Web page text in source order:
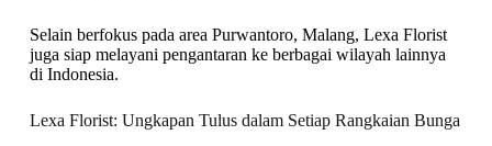
Selain berfokus pada area Purwantoro, Malang, Lexa Florist
juga siap melayani pengantaran ke berbagai wilayah lainnya
di Indonesia.
Lexa Florist: Ungkapan Tulus dalam Setiap Rangkaian Bunga